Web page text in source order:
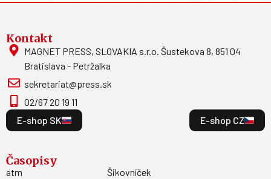
Kontakt
MAGNET PRESS, SLOVAKIA s.r.o. Šustekova 8, 851 04
Bratislava - Petržalka
sekretariat@press.sk
02/67 20 19 11
E-shop SK
E-shop CZ
Časopisy
atm
Šikovníček